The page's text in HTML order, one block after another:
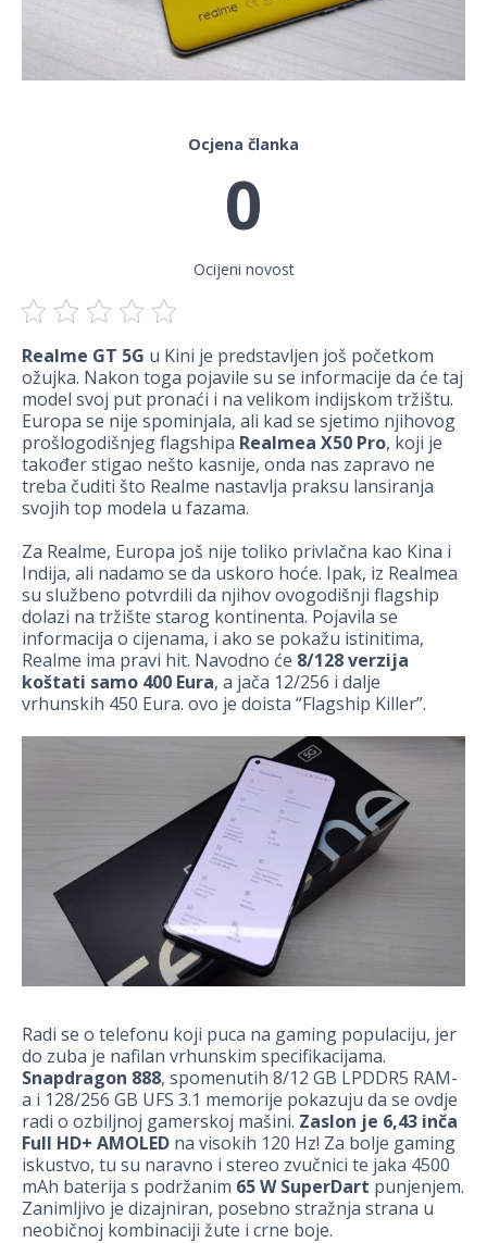
Ocjena članka
0
Ocijeni novost
Realme GT 5G u Kini je predstavljen još početkom
ožujka. Nakon toga pojavile su se informacije da će taj
model svoj put pronaći i na velikom indijskom tržištu.
Europa se nije spominjala, ali kad se sjetimo njihovog
prošlogodišnjeg flagshipa Realmea X50 Pro, koji je
također stigao nešto kasnije, onda nas zapravo ne
treba čuditi što Realme nastavlja praksu lansiranja
svojih top modela u fazama.
Za Realme, Europa još nije toliko privlačna kao Kina i
Indija, ali nadamo se da uskoro hoće. Ipak, iz Realmea
su službeno potvrdili da njihov ovogodišnji flagship
dolazi na tržište starog kontinenta. Pojavila se
informacija o cijenama, i ako se pokažu istinitima,
Realme ima pravi hit. Navodno će 8/128 verzija
koštati samo 400 Eura, a jača 12/256 i dalje
vrhunskih 450 Eura. ovo je doista “Flagship Killer”.
Radi se o telefonu koji puca na gaming populaciju, jer
do zuba je nafilan vrhunskim specifikacijama.
Snapdragon 888, spomenutih 8/12 GB LPDDR5 RAM-
a i 128/256 GB UFS 3.1 memorije pokazuju da se ovdje
radi o ozbiljnoj gamerskoj mašini. Zaslon je 6,43 inča
Full HD+ AMOLED na visokih 120 Hz! Za bolje gaming
iskustvo, tu su naravno i stereo zvučnici te jaka 4500
mAh baterija s podržanim 65 W SuperDart punjenjem.
Zanimljivo je dizajniran, posebno stražnja strana u
neobičnoj kombinaciji žute i crne boje.